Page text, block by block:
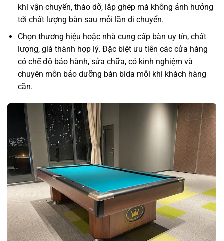
khi vận chuyển, tháo dỡ, lắp ghép mà không ảnh hưởng
tới chất lượng bàn sau mỗi lần di chuyển.
Chọn thương hiệu hoặc nhà cung cấp bàn uy tín, chất
lượng, giá thành hợp lý. Đặc biệt ưu tiên các cửa hàng
có chế độ bảo hành, sửa chữa, có kinh nghiệm và
chuyên môn bảo dưỡng bàn bida mỗi khi khách hàng
cần.